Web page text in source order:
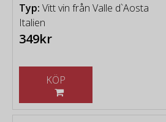
Typ: Vitt vin från Valle d`Aosta
Italien
349kr